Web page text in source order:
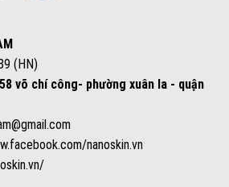
(HN)
võ chí công- phường xuân la - quận
nanoskin.vn